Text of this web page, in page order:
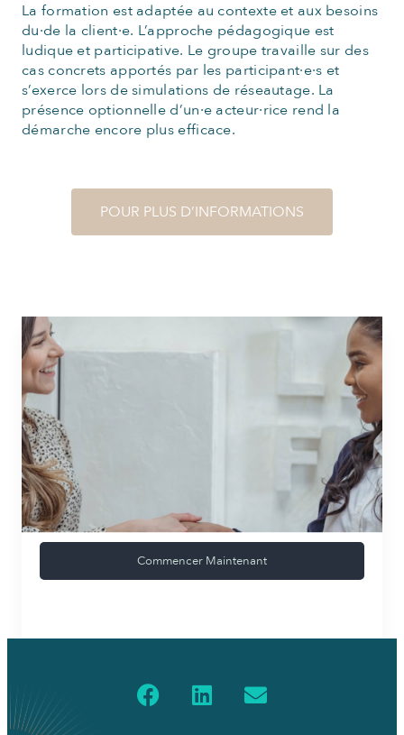
La formation est adaptée au contexte et aux besoins
du·de la client·e. L’approche pédagogique est
ludique et participative. Le groupe travaille sur des
cas concrets apportés par les participant·e·s et
s’exerce lors de simulations de réseautage. La
présence optionnelle d’un·e acteur·rice rend la
démarche encore plus efficace.
POUR PLUS D’INFORMATIONS
Commencer Maintenant